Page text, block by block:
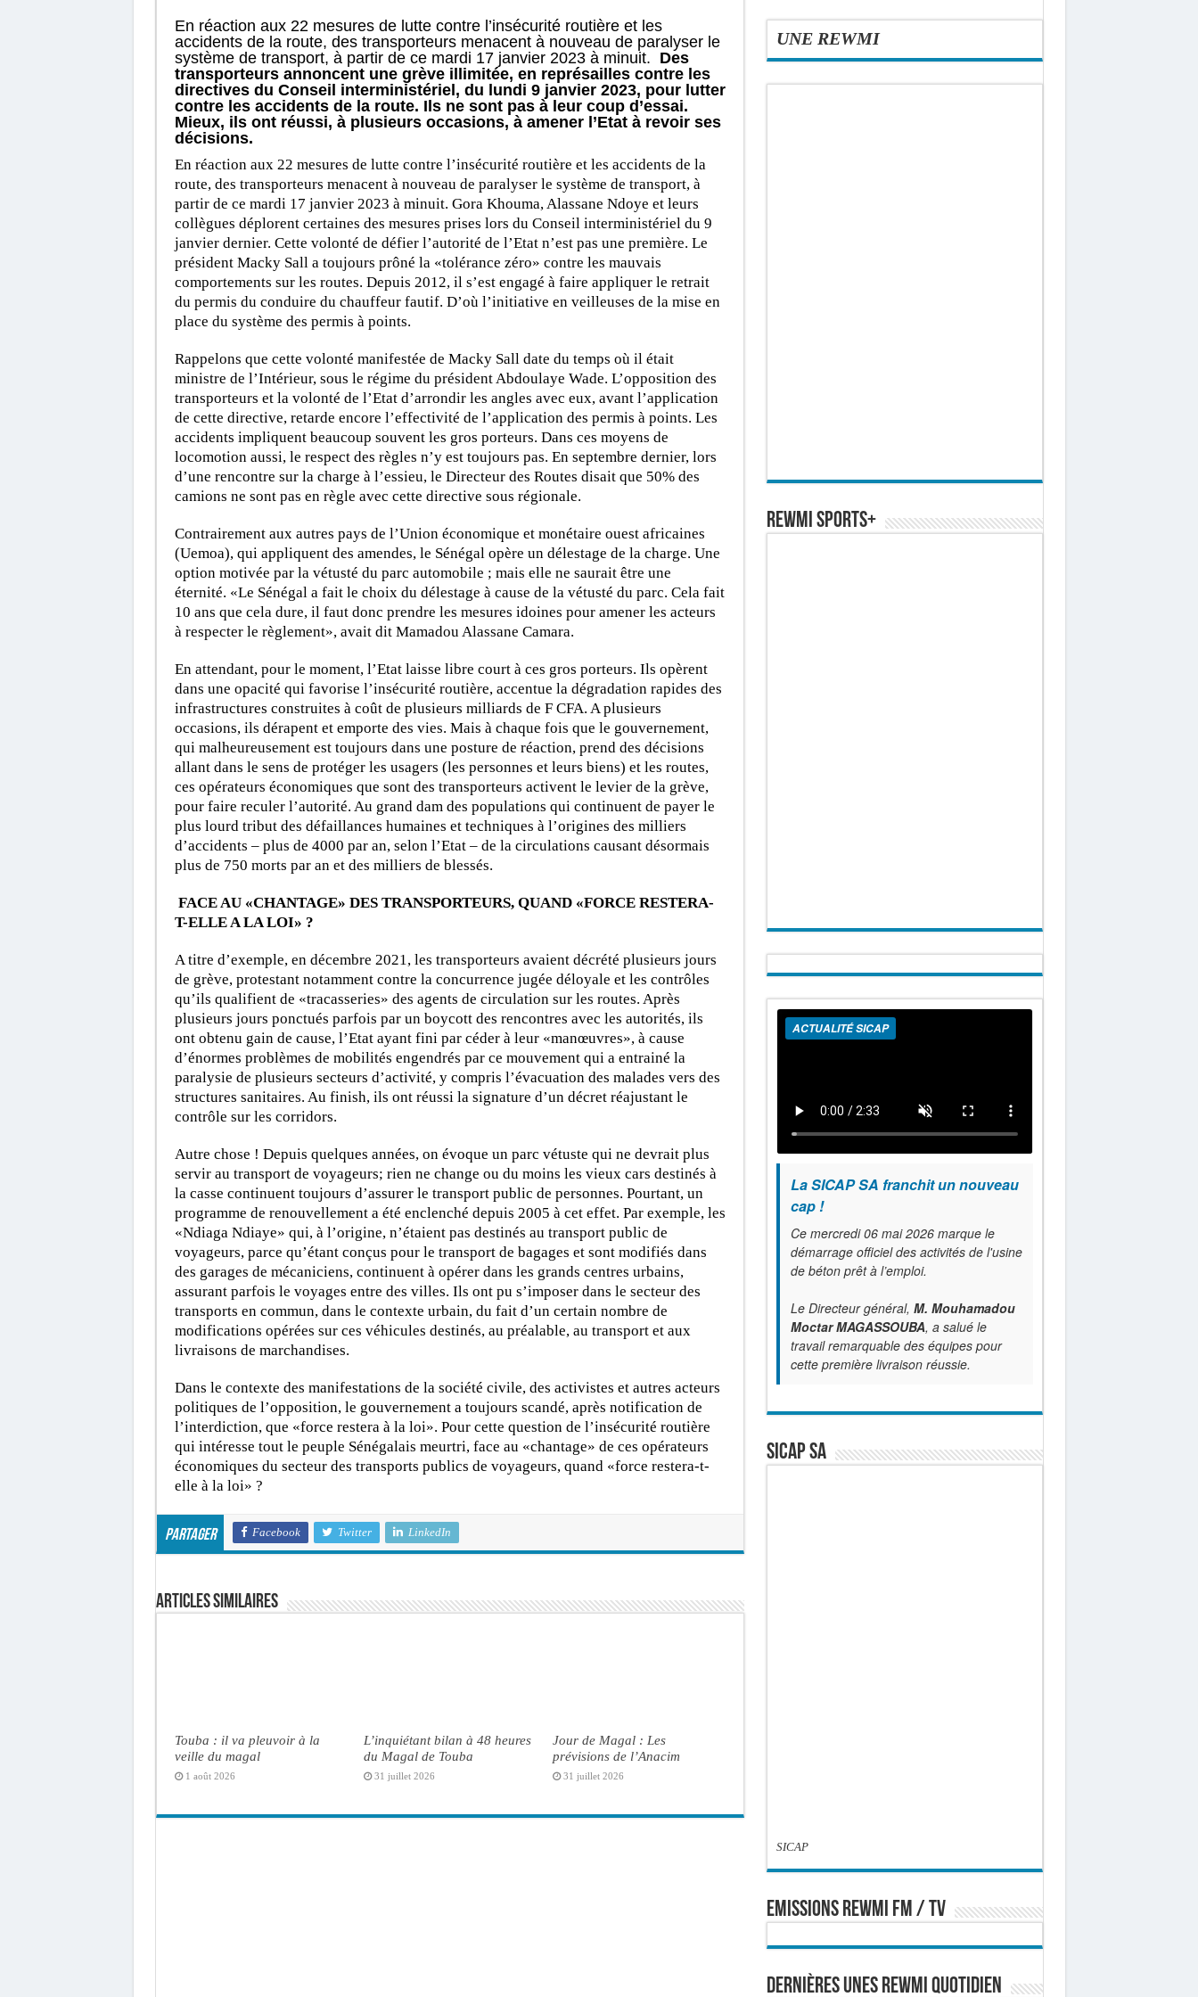
En réaction aux 22 mesures de lutte contre l’insécurité routière et les
accidents de la route, des transporteurs menacent à nouveau de paralyser le
système de transport, à partir de ce mardi 17 janvier 2023 à minuit. Des
transporteurs annoncent une grève illimitée, en représailles contre les
directives du Conseil interministériel, du lundi 9 janvier 2023, pour lutter
contre les accidents de la route. Ils ne sont pas à leur coup d’essai.
Mieux, ils ont réussi, à plusieurs occasions, à amener l’Etat à revoir ses
décisions.
En réaction aux 22 mesures de lutte contre l’insécurité routière et les accidents de la
route, des transporteurs menacent à nouveau de paralyser le système de transport, à
partir de ce mardi 17 janvier 2023 à minuit. Gora Khouma, Alassane Ndoye et leurs
collègues déplorent certaines des mesures prises lors du Conseil interministériel du 9
janvier dernier. Cette volonté de défier l’autorité de l’Etat n’est pas une première. Le
président Macky Sall a toujours prôné la «tolérance zéro» contre les mauvais
comportements sur les routes. Depuis 2012, il s’est engagé à faire appliquer le retrait
du permis du conduire du chauffeur fautif. D’où l’initiative en veilleuses de la mise en
place du système des permis à points.
Rappelons que cette volonté manifestée de Macky Sall date du temps où il était
ministre de l’Intérieur, sous le régime du président Abdoulaye Wade. L’opposition des
transporteurs et la volonté de l’Etat d’arrondir les angles avec eux, avant l’application
de cette directive, retarde encore l’effectivité de l’application des permis à points. Les
accidents impliquent beaucoup souvent les gros porteurs. Dans ces moyens de
locomotion aussi, le respect des règles n’y est toujours pas. En septembre dernier, lors
d’une rencontre sur la charge à l’essieu, le Directeur des Routes disait que 50% des
camions ne sont pas en règle avec cette directive sous régionale.
Contrairement aux autres pays de l’Union économique et monétaire ouest africaines
(Uemoa), qui appliquent des amendes, le Sénégal opère un délestage de la charge. Une
option motivée par la vétusté du parc automobile ; mais elle ne saurait être une
éternité. «Le Sénégal a fait le choix du délestage à cause de la vétusté du parc. Cela fait
10 ans que cela dure, il faut donc prendre les mesures idoines pour amener les acteurs
à respecter le règlement», avait dit Mamadou Alassane Camara.
En attendant, pour le moment, l’Etat laisse libre court à ces gros porteurs. Ils opèrent
dans une opacité qui favorise l’insécurité routière, accentue la dégradation rapides des
infrastructures construites à coût de plusieurs milliards de F CFA. A plusieurs
occasions, ils dérapent et emporte des vies. Mais à chaque fois que le gouvernement,
qui malheureusement est toujours dans une posture de réaction, prend des décisions
allant dans le sens de protéger les usagers (les personnes et leurs biens) et les routes,
ces opérateurs économiques que sont des transporteurs activent le levier de la grève,
pour faire reculer l’autorité. Au grand dam des populations qui continuent de payer le
plus lourd tribut des défaillances humaines et techniques à l’origines des milliers
d’accidents – plus de 4000 par an, selon l’Etat – de la circulations causant désormais
plus de 750 morts par an et des milliers de blessés.
FACE AU «CHANTAGE» DES TRANSPORTEURS, QUAND «FORCE RESTERA-
T-ELLE A LA LOI» ?
A titre d’exemple, en décembre 2021, les transporteurs avaient décrété plusieurs jours
de grève, protestant notamment contre la concurrence jugée déloyale et les contrôles
qu’ils qualifient de «tracasseries» des agents de circulation sur les routes. Après
plusieurs jours ponctués parfois par un boycott des rencontres avec les autorités, ils
ont obtenu gain de cause, l’Etat ayant fini par céder à leur «manœuvres», à cause
d’énormes problèmes de mobilités engendrés par ce mouvement qui a entrainé la
paralysie de plusieurs secteurs d’activité, y compris l’évacuation des malades vers des
structures sanitaires. Au finish, ils ont réussi la signature d’un décret réajustant le
contrôle sur les corridors.
Autre chose ! Depuis quelques années, on évoque un parc vétuste qui ne devrait plus
servir au transport de voyageurs; rien ne change ou du moins les vieux cars destinés à
la casse continuent toujours d’assurer le transport public de personnes. Pourtant, un
programme de renouvellement a été enclenché depuis 2005 à cet effet. Par exemple, les
«Ndiaga Ndiaye» qui, à l’origine, n’étaient pas destinés au transport public de
voyageurs, parce qu’étant conçus pour le transport de bagages et sont modifiés dans
des garages de mécaniciens, continuent à opérer dans les grands centres urbains,
assurant parfois le voyages entre des villes. Ils ont pu s’imposer dans le secteur des
transports en commun, dans le contexte urbain, du fait d’un certain nombre de
modifications opérées sur ces véhicules destinés, au préalable, au transport et aux
livraisons de marchandises.
Dans le contexte des manifestations de la société civile, des activistes et autres acteurs
politiques de l’opposition, le gouvernement a toujours scandé, après notification de
l’interdiction, que «force restera à la loi». Pour cette question de l’insécurité routière
qui intéresse tout le peuple Sénégalais meurtri, face au «chantage» de ces opérateurs
économiques du secteur des transports publics de voyageurs, quand «force restera-t-
elle à la loi» ?
Partager Facebook Twitter LinkedIn
Articles similaires
Touba : il va pleuvoir à la
veille du magal
1 août 2026
L’inquiétant bilan à 48 heures
du Magal de Touba
31 juillet 2026
Jour de Magal : Les
prévisions de l’Anacim
31 juillet 2026
UNE REWMI
REWMI SPORTS+
ACTUALITÉ SICAP
La SICAP SA franchit un nouveau
cap !
Ce mercredi 06 mai 2026 marque le
démarrage officiel des activités de l'usine
de béton prêt à l’emploi.
Le Directeur général, M. Mouhamadou
Moctar MAGASSOUBA, a salué le
travail remarquable des équipes pour
cette première livraison réussie.
SICAP SA
SICAP
EMISSIONS REWMI FM / TV
Dernières Unes Rewmi Quotidien